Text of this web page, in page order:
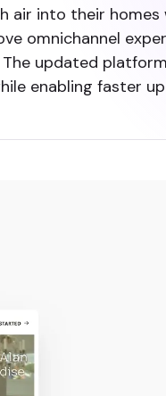
air into their
omnichannel
updated
enabling faster